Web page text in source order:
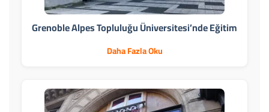
Grenoble Alpes Topluluğu Üniversitesi’nde Eğitim
Daha Fazla Oku